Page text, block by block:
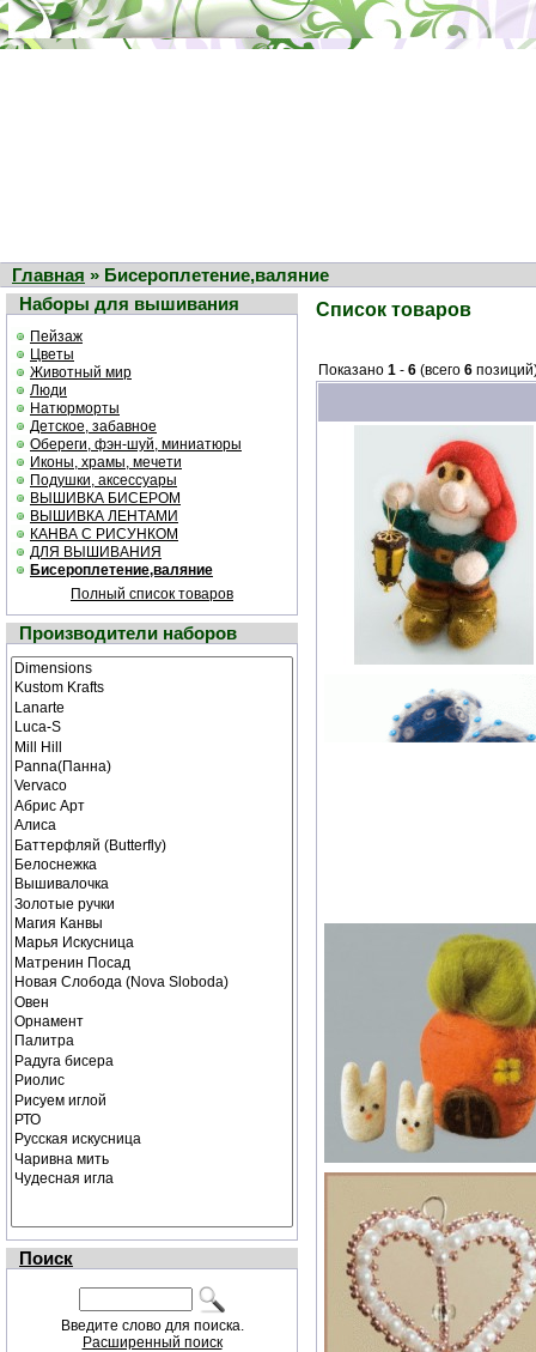
Главная » Бисероплетение,валяние
Наборы для вышивания
Пейзаж
Цветы
Животный мир
Люди
Натюрморты
Детское, забавное
Обереги, фэн-шуй, миниатюры
Иконы, храмы, мечети
Подушки, аксессуары
ВЫШИВКА БИСЕРОМ
ВЫШИВКА ЛЕНТАМИ
КАНВА С РИСУНКОМ
ДЛЯ ВЫШИВАНИЯ
Бисероплетение,валяние
Полный список товаров
Производители наборов
Поиск
Введите слово для поиска.
Расширенный поиск
Список товаров
Показано 1 - 6 (всего 6